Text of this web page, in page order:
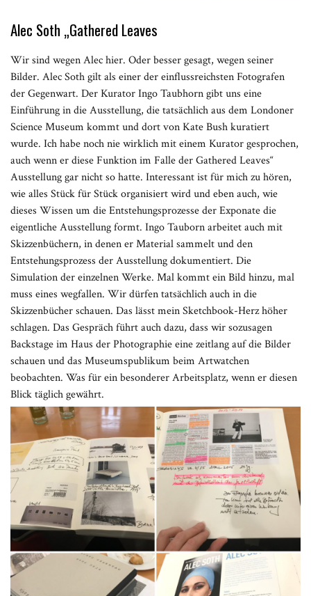
Alec Soth „Gathered Leaves
Wir sind wegen Alec hier. Oder besser gesagt, wegen seiner
Bilder. Alec Soth gilt als einer der einflussreichsten Fotografen
der Gegenwart. Der Kurator Ingo Taubhorn gibt uns eine
Einführung in die Ausstellung, die tatsächlich aus dem Londoner
Science Museum kommt und dort von Kate Bush kuratiert
wurde. Ich habe noch nie wirklich mit einem Kurator gesprochen,
auch wenn er diese Funktion im Falle der Gathered Leaves“
Ausstellung gar nicht so hatte. Interessant ist für mich zu hören,
wie alles Stück für Stück organisiert wird und eben auch, wie
dieses Wissen um die Entstehungsprozesse der Exponate die
eigentliche Ausstellung formt. Ingo Tauborn arbeitet auch mit
Skizzenbüchern, in denen er Material sammelt und den
Entstehungsprozess der Ausstellung dokumentiert. Die
Simulation der einzelnen Werke. Mal kommt ein Bild hinzu, mal
muss eines wegfallen. Wir dürfen tatsächlich auch in die
Skizzenbücher schauen. Das lässt mein Sketchbook-Herz höher
schlagen. Das Gespräch führt auch dazu, dass wir sozusagen
Backstage im Haus der Photographie eine zeitlang auf die Bilder
schauen und das Museumspublikum beim Artwatchen
beobachten. Was für ein besonderer Arbeitsplatz, wenn er diesen
Blick täglich gewährt.